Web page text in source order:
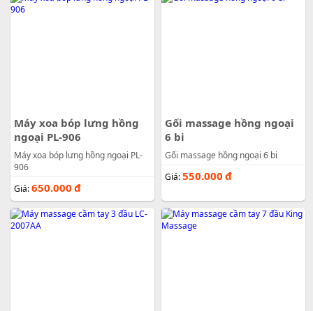
Máy xoa bóp lưng hồng
ngoại PL-906
Máy xoa bóp lưng hồng ngoại PL-
906
Giá:650.000 đ
Gối massage hồng ngoại
6 bi
Gối massage hồng ngoại 6 bi
Giá:550.000 đ